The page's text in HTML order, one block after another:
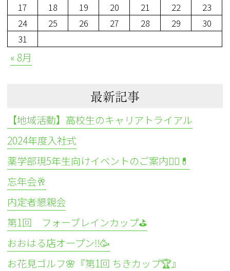
17
18 19 20 21 22
23
24
25 26 27 28 29
30
31
« 8月
最新記事
【地域活動】高校生のキャリアトライアル
2024年度入社式
薬学部現5年生向けイベントのご案内👩‍⚕️💊
忘年会🥂
内定者懇親会
第1回 フォーブレインカップ⛳
おおはる店オープン‼️🥳
お花見ゴルフ🌸『第1回 ちきカップ🏆』